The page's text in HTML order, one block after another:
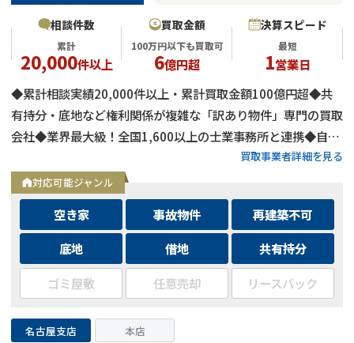
相談件数
累計
20,000件以上
買取金額
100万円以下も買取可
6億円超
決算スピード
最短
1営業日
◆累計相談実績20,000件以上・累計買取金額100億円超◆共
有持分・底地など権利関係が複雑な「訳あり物件」専門の買取
会社◆業界最大級！全国1,600以上の士業事務所と連携◆自己
資金による買取のため、融資審査を待たず最短即日で決済可能
◆士業事務所や大手不動産会社からの相談実績も多数
買取事業者詳細を見る
対応可能ジャンル
空き家 事故物件
再建築不可
底地
借地
共有持分
ゴミ屋敷
任意売却 リースバック
名古屋支店 本店